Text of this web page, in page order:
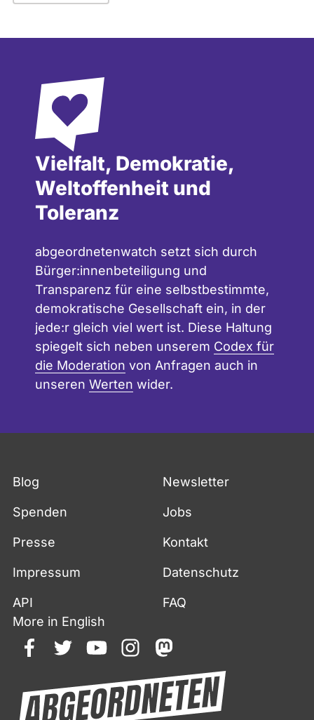
Vielfalt, Demokratie,
Weltoffenheit und
Toleranz
abgeordnetenwatch setzt sich durch
Bürger:innenbeteiligung und
Transparenz für eine selbstbestimmte,
demokratische Gesellschaft ein, in der
jede:r gleich viel wert ist. Diese Haltung
spiegelt sich neben unserem Codex für
die Moderation von Anfragen auch in
unseren Werten wider.
Blog Newsletter
Spenden Jobs
Presse Kontakt
Impressum Datenschutz
API
FAQ
More in English
facebooktwitteryoutubeinstagrammastodon